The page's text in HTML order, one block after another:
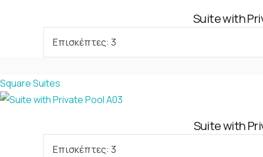
Suite with
Επισκέπτες: 3
Square Suites
Suite with
Επισκέπτες: 3